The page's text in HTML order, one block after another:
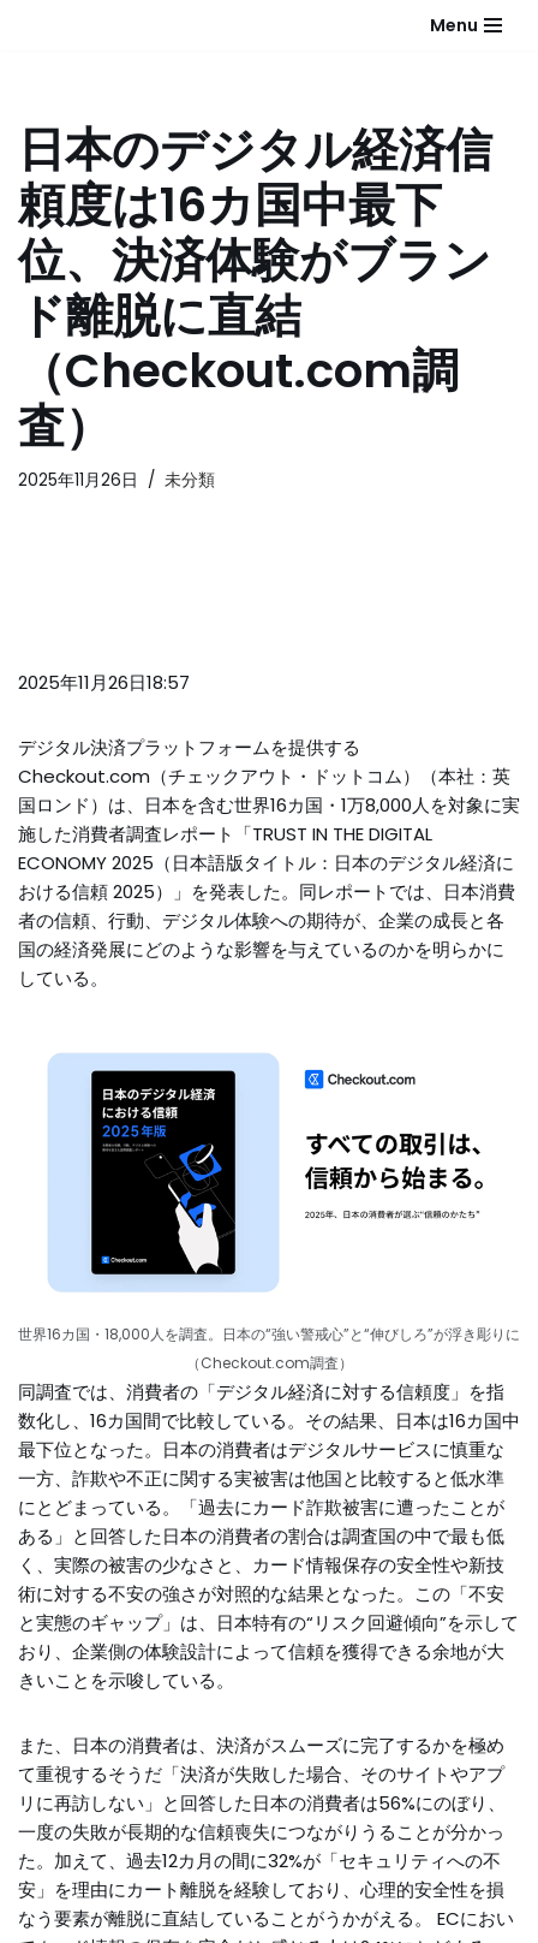
テ
ン
ツ
へ
ス
キ
ッ
Menu
日本のデジタル経済信
頼度は16カ国中最下
位、決済体験がブラン
ド離脱に直結
（Checkout.com調
査）
2025年11月26日 未分類
2025年11月26日18:57
デジタル決済プラットフォームを提供する
Checkout.com（チェックアウト・ドットコム）（本社：英
国ロンド）は、日本を含む世界16カ国・1万8,000人を対象に実
施した消費者調査レポート「TRUST IN THE DIGITAL
ECONOMY 2025（日本語版タイトル：日本のデジタル経済に
おける信頼 2025）」を発表した。同レポートでは、日本消費
者の信頼、行動、デジタル体験への期待が、企業の成長と各
国の経済発展にどのような影響を与えているのかを明らかに
している。
世界16カ国・18,000人を調査。日本の“強い警戒心”と“伸びしろ”が浮き彫りに
（Checkout.com調査）
同調査では、消費者の「デジタル経済に対する信頼度」を指
数化し、16カ国間で比較している。その結果、日本は16カ国中
最下位となった。日本の消費者はデジタルサービスに慎重な
一方、詐欺や不正に関する実被害は他国と比較すると低水準
にとどまっている。「過去にカード詐欺被害に遭ったことが
ある」と回答した日本の消費者の割合は調査国の中で最も低
く、実際の被害の少なさと、カード情報保存の安全性や新技
術に対する不安の強さが対照的な結果となった。この「不安
と実態のギャップ」は、日本特有の“リスク回避傾向”を示して
おり、企業側の体験設計によって信頼を獲得できる余地が大
きいことを示唆している。
また、日本の消費者は、決済がスムーズに完了するかを極め
て重視するそうだ「決済が失敗した場合、そのサイトやアプ
リに再訪しない」と回答した日本の消費者は56%にのぼり、
一度の失敗が長期的な信頼喪失につながりうることが分かっ
た。加えて、過去12カ月の間に32%が「セキュリティへの不
安」を理由にカート離脱を経験しており、心理的安全性を損
なう要素が離脱に直結していることがうかがえる。 ECにおい